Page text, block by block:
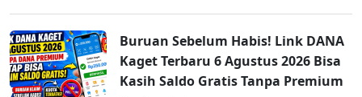
Buruan Sebelum Habis! Link DANA
Kaget Terbaru 6 Agustus 2026 Bisa
Kasih Saldo Gratis Tanpa Premium